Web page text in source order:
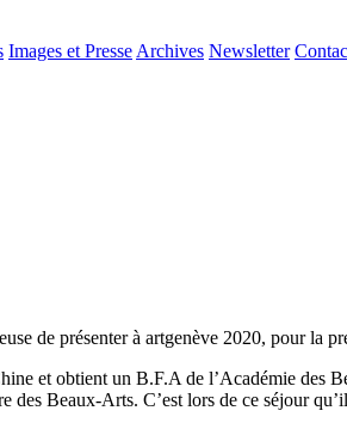
Images et Presse Archives Newsletter
de présenter à artgenève 2020, pour la
et obtient un B.F.A de l’Académie des
des Beaux-Arts. C’est lors de ce séjour